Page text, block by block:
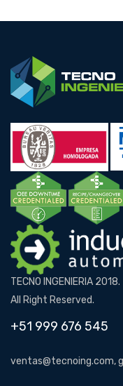
TECNO INGENIERIA 2018.
All Right Reserved.
+51 999 676 545
ventas@tecnoing.com,